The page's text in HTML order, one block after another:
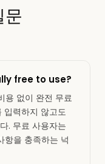
문
free to use?
용 없이 완전 무료
입력하지 않고도
. 무료 사용자는
항을 충족하는 넉